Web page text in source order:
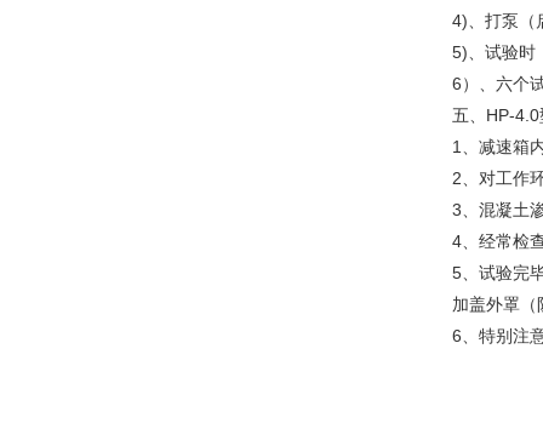
4)、打泵（
5)、试验时
6）、六个
五、HP-
1、减速箱
2、对工作
3、混凝土
4、经常检
5、试验完
加盖外罩（
6、特别注